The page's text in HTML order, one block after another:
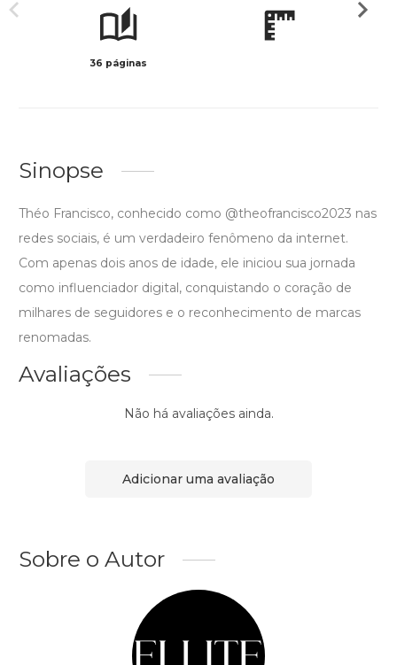
36 páginas
Sinopse
Théo Francisco, conhecido como @theofrancisco2023 nas
redes sociais, é um verdadeiro fenômeno da internet.
Com apenas dois anos de idade, ele iniciou sua jornada
como influenciador digital, conquistando o coração de
milhares de seguidores e o reconhecimento de marcas
renomadas.
Avaliações
Não há avaliações ainda.
Adicionar uma avaliação
Sobre o Autor